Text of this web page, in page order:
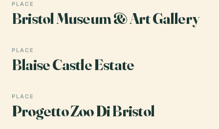
PLACE
Bristol Museum & Art Gallery
PLACE
Blaise Castle Estate
PLACE
Progetto Zoo Di Bristol